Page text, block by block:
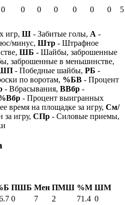
0 0 0 0 0 0 0
5
игр, Ш - Забитые голы, А -
минус, Штр - Штрафное
ШБ - Шайбы, заброшенные
заброшенные в меньшинстве,
- Победные шайбы, РБ -
по воротам, %БВ - Процент
- Вбрасывания, ВВбр -
- Процент выигранных
время на площадке за игру, См/
за игру, СПр - Силовые приемы,
ПШБ Мен ПМШ %М ШМ
0 7 2 71.4 0